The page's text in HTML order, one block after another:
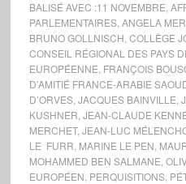
BALISÉ AVEC :11 NOVEMBRE
PARLEMENTAIRES, ANGELA
BRUNO GOLLNISCH COLLÈGE
CONSEIL RÉGIONAL DES PAYS
EUROPÉENNE FRANÇOIS
D’AMITIÉ FRANCE-ARABIE
D’ORVES, JACQUES BAINVILLE
KUSHNER JEAN-CLAUDE
MERCHET, JEAN-LUC
LE FURR MARINE LE PEN
MOHAMMED BEN SALMANE
EUROPÉEN PERQUISITIONS,